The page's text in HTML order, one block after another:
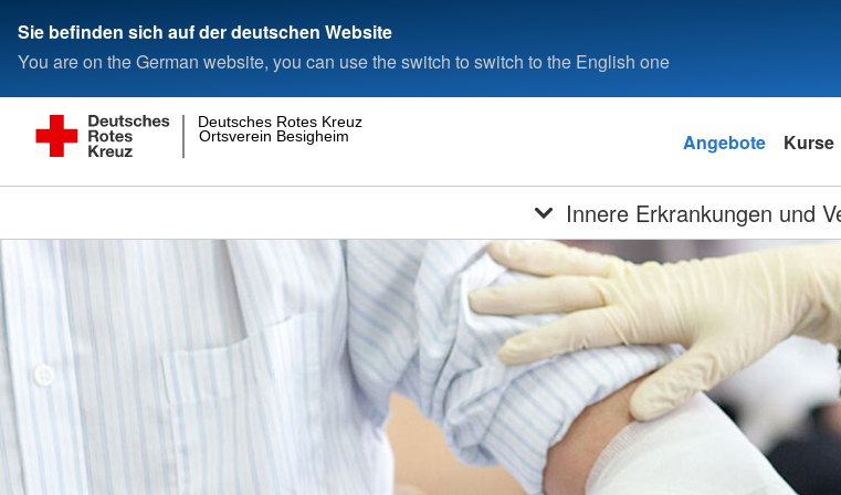
Sie befinden sich auf der deutschen Website
You are on the German website, you can use the switch to switch to the English one
Ortsverein Besigheim
Deutsches Rotes Kreuz
Angebote Kurse
Innere Erkrankungen und